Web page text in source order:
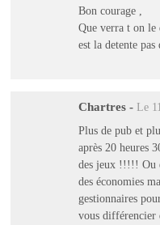
Bon courage ,
Que verra t on le
est la detente
Chartres - Le
Plus de pub et
après 20 heures
des jeux !!!!! Ou
des économies
gestionnaires
vous différencier